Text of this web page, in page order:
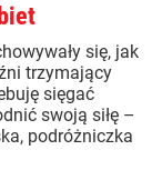
się, jak
trzymający
sięgać
swoją siłę –
podróżniczka